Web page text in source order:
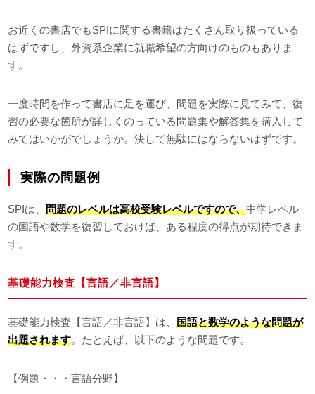
お近くの書店でもSPIに関する書籍はたくさん取り扱っている
はずですし、外資系企業に就職希望の方向けのものもありま
す。
一度時間を作って書店に足を運び、問題を実際に見てみて、復
習の必要な箇所が詳しくのっている問題集や解答集を購入して
みてはいかがでしょうか。決して無駄にはならないはずです。
実際の問題例
SPIは、問題のレベルは高校受験レベルですので、中学レベル
の国語や数学を復習しておけば、ある程度の得点が期待できま
す。
基礎能力検査【言語／非言語】
基礎能力検査【言語／非言語】は、国語と数学のような問題が
出題されます。たとえば、以下のような問題です。
【例題・・・言語分野】